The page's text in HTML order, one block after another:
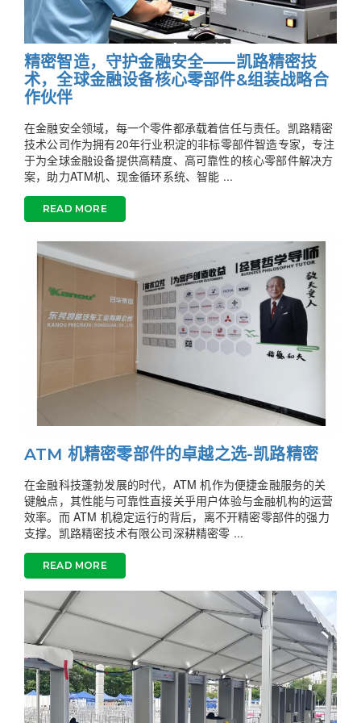
精密智造，守护金融安全——凯路精密技
术，全球金融设备核心零部件&组装战略合
作伙伴
在金融安全领域，每一个零件都承载着信任与责任。凯路精密
技术公司作为拥有20年行业积淀的非标零部件智造专家，专注
于为全球金融设备提供高精度、高可靠性的核心零部件解决方
案，助力ATM机、现金循环系统、智能 ...
READ MORE
ATM 机精密零部件的卓越之选-凯路精密
在金融科技蓬勃发展的时代，ATM 机作为便捷金融服务的关
键触点，其性能与可靠性直接关乎用户体验与金融机构的运营
效率。而 ATM 机稳定运行的背后，离不开精密零部件的强力
支撑。凯路精密技术有限公司深耕精密零 ...
READ MORE